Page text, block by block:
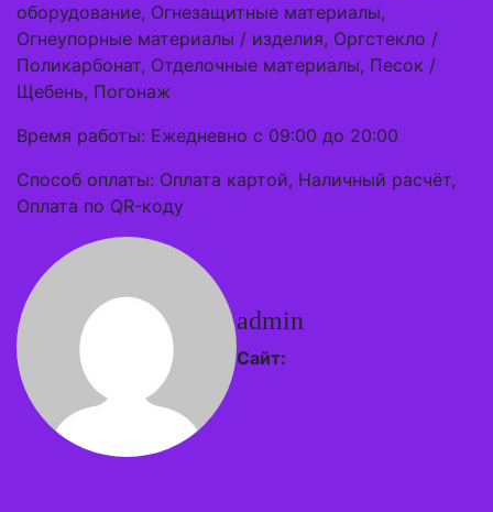
оборудование, Огнезащитные материалы,
Огнеупорные материалы / изделия, Оргстекло /
Поликарбонат, Отделочные материалы, Песок /
Щебень, Погонаж
Время работы: Ежедневно с 09:00 до 20:00
Способ оплаты: Оплата картой, Наличный расчёт,
Оплата по QR-коду
admin
Сайт: